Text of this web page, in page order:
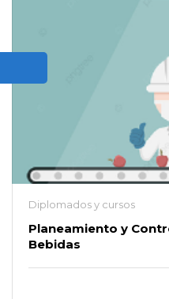
Diplomados y cursos
Planeamiento y
Bebidas